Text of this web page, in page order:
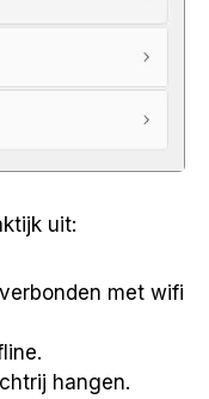
uit:
met wifi
hangen.